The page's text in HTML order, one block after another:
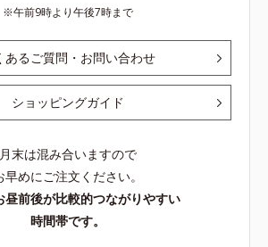
午前9時より午後7時まで
あるご質問・お問い合わせ
ショッピングガイド
月末は混み合いますので
早めにご注文ください。
昼前後が比較的つながりやすい
時間帯です。